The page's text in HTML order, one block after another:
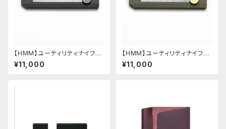
【HMM】ユーティリティナイフ
(ブラック)
¥11,000
【HMM】ユーティリティナイフ
(グリーン)
¥11,000